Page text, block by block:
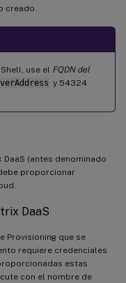
creado.
use el FQDN del
y 54324
DaaS (antes denominado
proporcionar
DaaS
Provisioning que se
requiere credenciales
estas
con el nombre de